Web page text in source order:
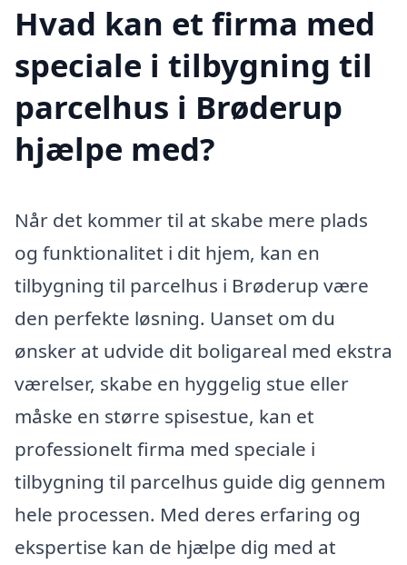
Hvad kan et firma med
speciale i tilbygning til
parcelhus i Brøderup
hjælpe med?
Når det kommer til at skabe mere plads
og funktionalitet i dit hjem, kan en
tilbygning til parcelhus i Brøderup være
den perfekte løsning. Uanset om du
ønsker at udvide dit boligareal med ekstra
værelser, skabe en hyggelig stue eller
måske en større spisestue, kan et
professionelt firma med speciale i
tilbygning til parcelhus guide dig gennem
hele processen. Med deres erfaring og
ekspertise kan de hjælpe dig med at